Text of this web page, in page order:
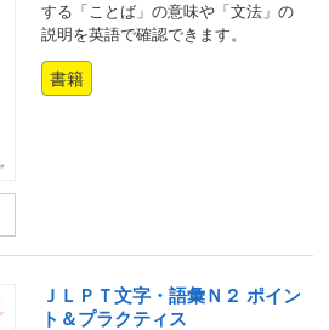
する「ことば」の意味や「文法」の
説明を英語で確認できます。
書籍
ＪＬＰＴ文字・語彙Ｎ２ ポイン
ト＆プラクティス